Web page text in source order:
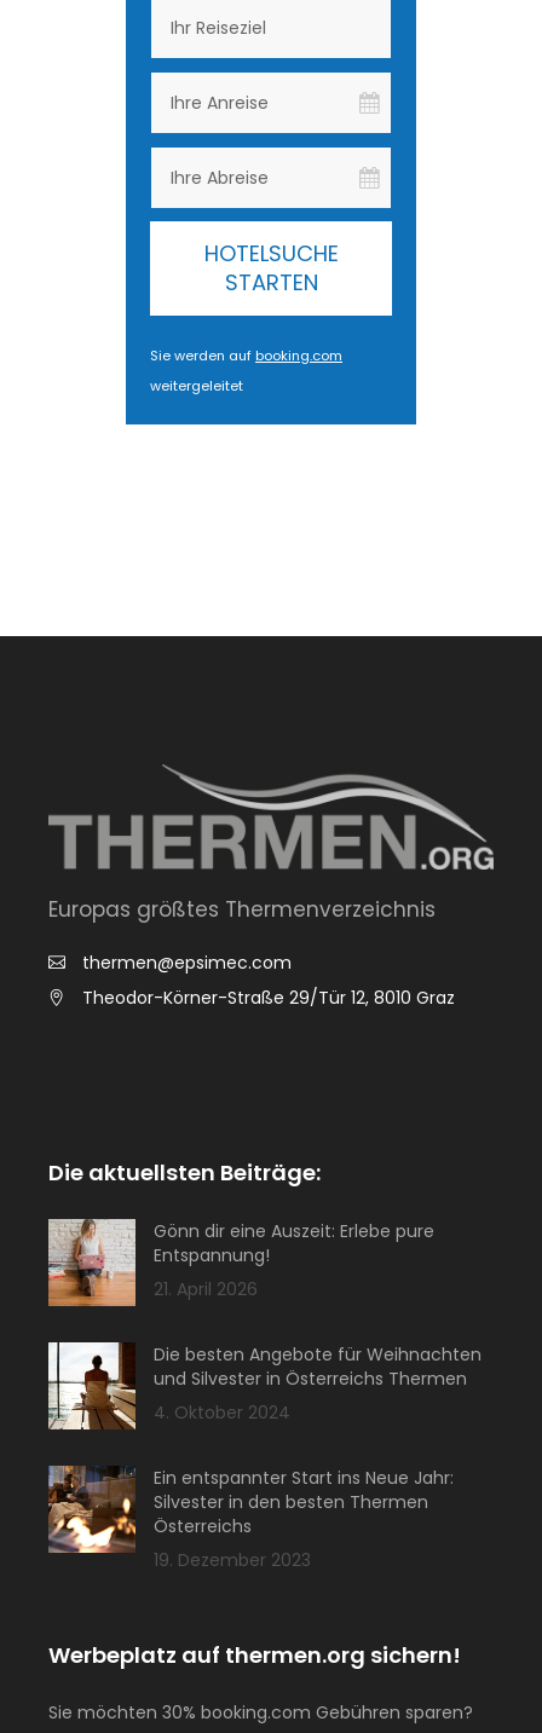
HOTELSUCHE
STARTEN
Sie werden aufbooking.com
weitergeleitet
Europas größtes Thermenverzeichnis
thermen@epsimec.com
Theodor-Körner-Straße 29/Tür 12, 8010 Graz
Die aktuellsten Beiträge:
Gönn dir eine Auszeit: Erlebe pure
Entspannung!
21. April 2026
Die besten Angebote für Weihnachten
und Silvester in Österreichs Thermen
4. Oktober 2024
Ein entspannter Start ins Neue Jahr:
Silvester in den besten Thermen
Österreichs
19. Dezember 2023
Werbeplatz auf thermen.org sichern!
Sie möchten 30% booking.com Gebühren sparen?